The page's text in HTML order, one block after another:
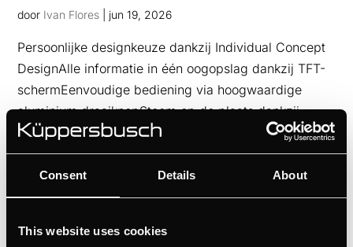
Consent Details About
This website uses cookies
door Ivan Flores jun 19, 2026
Persoonlijke designkeuze dankzij Individual Concept
DesignAlle informatie in één oogopslag dankzij TFT-
schermEenvoudige bediening via hoogwaardige
aluminium draaiknopStoom op de plaats dankzij
externe stoomgenerator
B6350.0S
doorIvan Flores|jun 19, 2026
Geen onaangename geuren dankzij de unieke